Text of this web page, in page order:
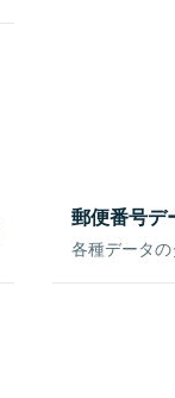
郵便番号デ
各種データ